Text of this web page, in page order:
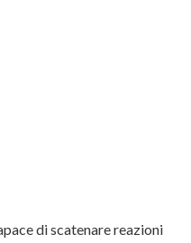
di scatenare reazioni